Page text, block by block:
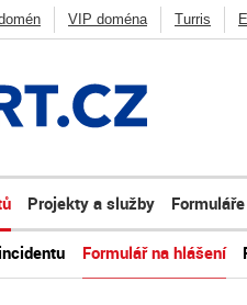
VIP doména Turris
DNS Anycast Ostatní
Formulář na hlášení
Projekty a služby Formuláře